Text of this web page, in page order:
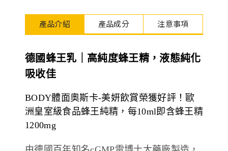
產品介紹 產品成分 注意事項
德國蜂王乳｜高純度蜂王精，液態純化
吸收佳
BODY體面奧斯卡-美妍飲賞榮獲好評！歐
洲皇室級食品蜂王純精，每10ml即含蜂王精
1200mg
購物須知 退換貨流程
百靈油粉絲團
德風健康館
登入